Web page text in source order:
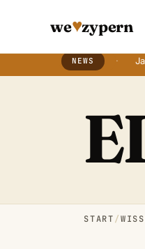
we♥zypern
NEWS
Breaking News
mit alten Bräuchen Jazz
START/